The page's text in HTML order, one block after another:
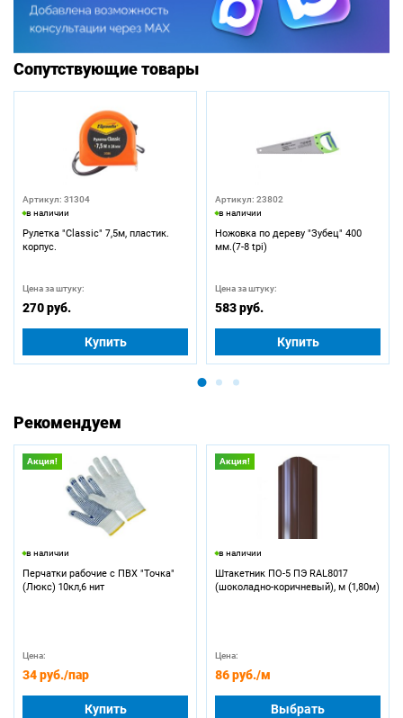
Сопутствующие товары
Артикул: 31304
в наличии
Рулетка "Classic" 7,5м, пластик.
корпус.
Цена за штуку:
270 руб.
Купить
Артикул: 23802
в наличии
Ножовка по дереву "Зубец" 400
мм.(7-8 tpi)
Цена за штуку:
583 руб.
Купить
Рекомендуем
Акция!
в наличии
Перчатки рабочие с ПВХ "Точка"
(Люкс) 10кл,6 нит
Цена:
34 руб./пар
Купить
Акция!
в наличии
Штакетник ПО-5 ПЭ RAL8017
(шоколадно-коричневый), м (1,80м)
Цена:
86 руб./м
Выбрать